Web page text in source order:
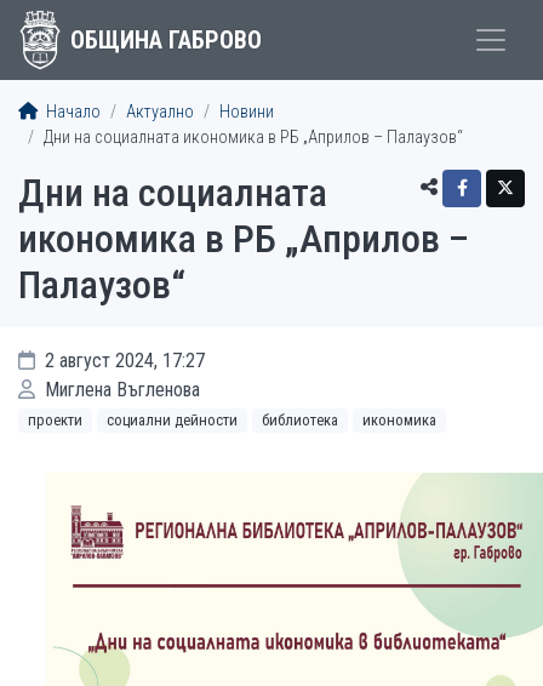
ОБЩИНА ГАБРОВО
Начало Актуално
Новини
Дни на социалната икономика в РБ „Априлов – Палаузов“
Дни на социалната
икономика в РБ „Априлов –
Палаузов“
2 август 2024, 17:27
Миглена Въгленова
проекти социални дейности библиотека икономика